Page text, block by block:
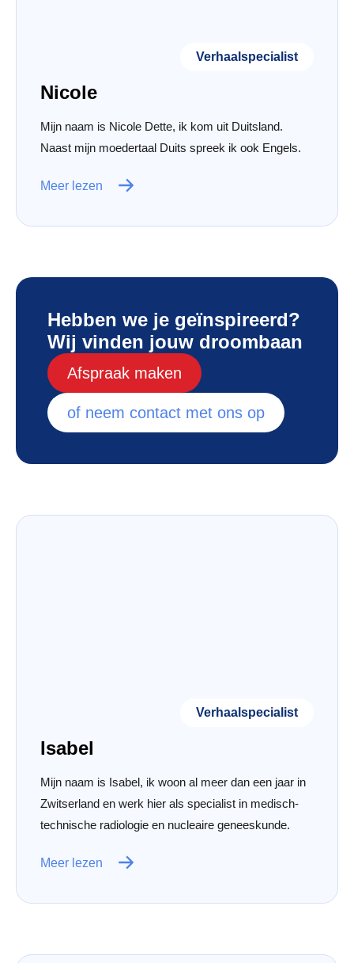
Verhaalspecialist
Nicole
Mijn naam is Nicole Dette, ik kom uit Duitsland.
Naast mijn moedertaal Duits spreek ik ook Engels.
Meer lezen
Hebben we je geïnspireerd?
Wij vinden jouw droombaan
Afspraak maken
of neem contact met ons op
Verhaalspecialist
Isabel
Mijn naam is Isabel, ik woon al meer dan een jaar in
Zwitserland en werk hier als specialist in medisch-
technische radiologie en nucleaire geneeskunde.
Meer lezen